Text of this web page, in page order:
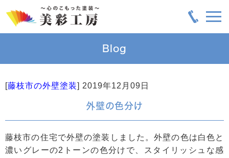
Blog
[藤枝市の外壁塗装] 2019年12月09日
外壁の色分け
藤枝市の住宅で外壁の塗装しました。外壁の色は白色と
濃いグレーの2トーンの色分けで、スタイリッシュな感